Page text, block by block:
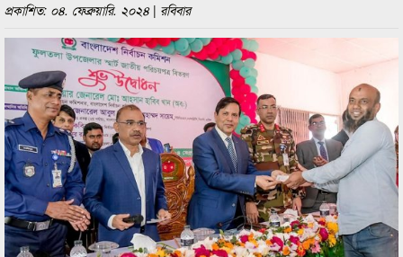
প্রকাশিত: ০৪. ফেব্রুয়ারি. ২০২৪ | রবিবার